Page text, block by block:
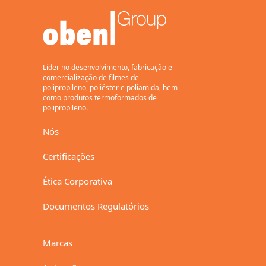
Toneladas
Líder no desenvolvimento, fabricação e
comercialização de filmes de
polipropileno, poliéster e poliamida, bem
como produtos termoformados de
polipropileno.
Nós
Certificações
Ética Corporativa
Documentos Regulatórios
Marcas